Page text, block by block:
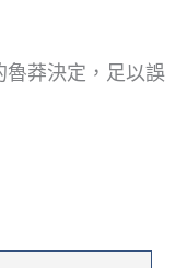
莽決定，足以誤